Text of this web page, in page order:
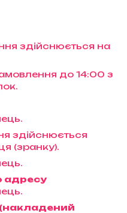
здійснюється на
до 14:00 з
здійснюється
(зранку).
адресу